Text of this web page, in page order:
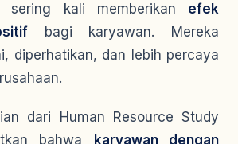
sering kali memberikan efek
bagi karyawan. Mereka
diperhatikan, dan lebih percaya
dari
Human Resource Study
bahwa
karyawan dengan